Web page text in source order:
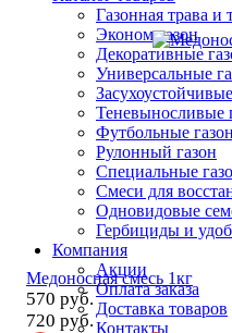
Медоносная смесь 1кг
570 руб.
720 руб.
Газонная трава и
Эконом газон
Декоративные
Универсальные
Теневыносливые
Футбольные
Рулонный газон
Специальные
Смеси для
Одновидовые
Гербициды и
Компания
Акции
Оплата заказа
Доставка товаров
Контакты